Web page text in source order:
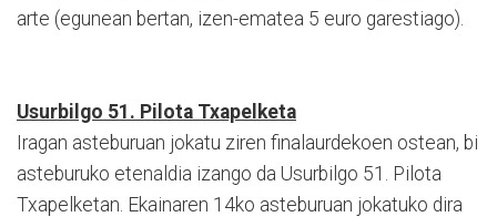
arte (egunean bertan, izen-ematea 5 euro garestiago).
Usurbilgo 51. Pilota Txapelketa
Iragan asteburuan jokatu ziren finalaurdekoen ostean, bi
asteburuko etenaldia izango da Usurbilgo 51. Pilota
Txapelketan. Ekainaren 14ko asteburuan jokatuko dira